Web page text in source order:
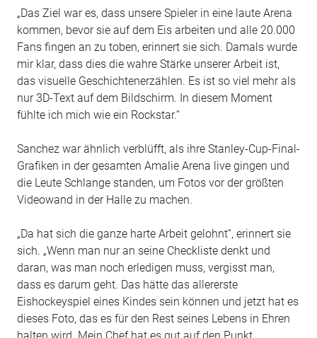
„Das Ziel war es, dass unsere Spieler in eine laute Arena
kommen, bevor sie auf dem Eis arbeiten und alle 20.000
Fans fingen an zu toben, erinnert sie sich. Damals wurde
mir klar, dass dies die wahre Stärke unserer Arbeit ist,
das visuelle Geschichtenerzählen. Es ist so viel mehr als
nur 3D-Text auf dem Bildschirm. In diesem Moment
fühlte ich mich wie ein Rockstar.“
Sanchez war ähnlich verblüfft, als ihre Stanley-Cup-Final-
Grafiken in der gesamten Amalie Arena live gingen und
die Leute Schlange standen, um Fotos vor der größten
Videowand in der Halle zu machen.
„Da hat sich die ganze harte Arbeit gelohnt“, erinnert sie
sich. „Wenn man nur an seine Checkliste denkt und
daran, was man noch erledigen muss, vergisst man,
dass es darum geht. Das hätte das allererste
Eishockeyspiel eines Kindes sein können und jetzt hat es
dieses Foto, das es für den Rest seines Lebens in Ehren